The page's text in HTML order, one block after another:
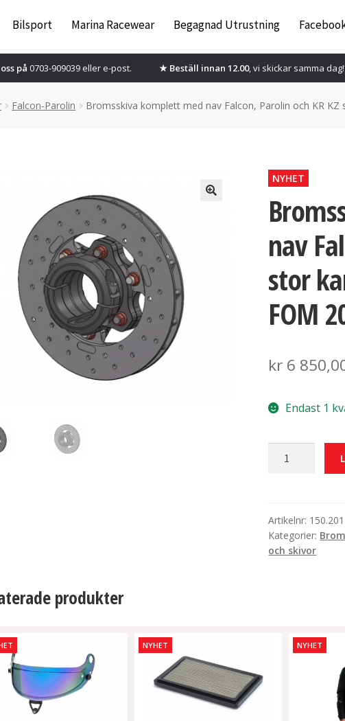
Bilsport Marina Racewear Begagnad Utrustning
på 0703-909039 ellere-post. ★ Beställ innan 12.00, vi skickar samma
Falcon-Parolin Bromsskiva komplett med nav Falcon, Parolin och KR
NYHET
nav
stor
FOM
kr 6
Endast 1
Falcon,
Parolin
och
180x17,5mm
Artikelnr: 150.201
Kategorier:
och skivor
produkter
NYHET NYHET